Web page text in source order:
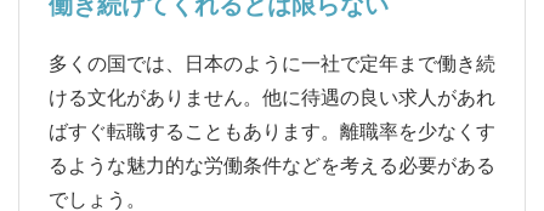
多くの国では、日本のように一社で定年まで働き続
ける文化がありません。他に待遇の良い求人があれ
ばすぐ転職することもあります。離職率を少なくす
るような魅力的な労働条件などを考える必要がある
でしょう。